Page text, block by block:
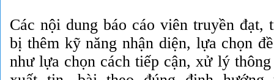
Các nội dung báo cáo viên truyền đạt,
bị thêm kỹ năng nhận diện, lựa chọn
như lựa chọn cách tiếp cận, xử lý